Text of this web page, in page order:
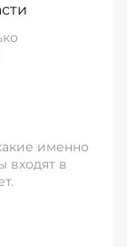
именно
входят в